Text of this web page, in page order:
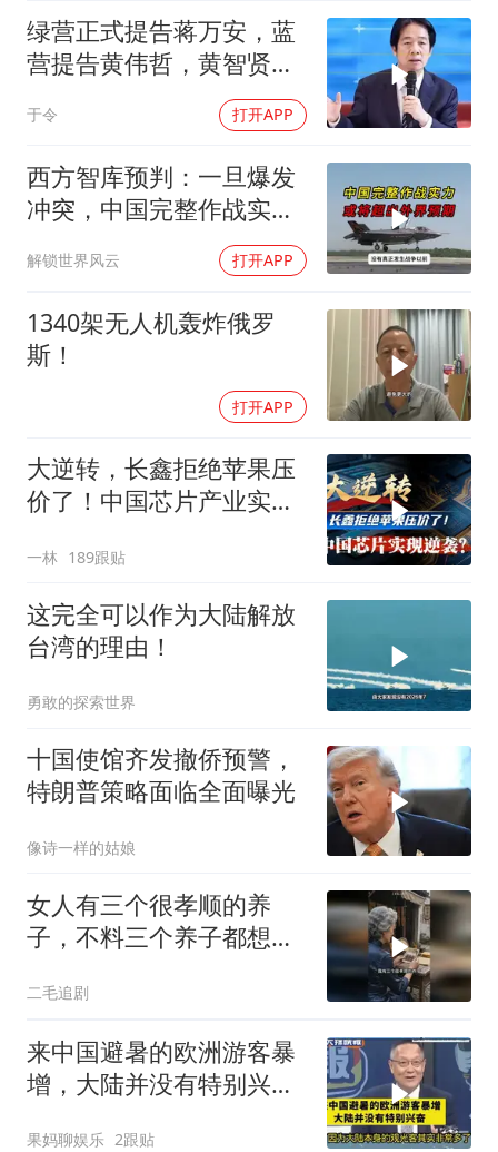
消费新图景｜多举措提升消费体验 释放夏日经济活力
奋进开新局 实干挑大梁
绿营正式提告蒋万安，蓝
营提告黄伟哲，黄智贤不
于令 打开APP
西方智库预判：一旦爆发
冲突，中国完整作战实力
解锁世界风云 打开APP
1340架无人机轰炸俄罗
斯！
打开APP
大逆转，长鑫拒绝苹果压
价了！中国芯片产业实现
一林 189跟贴
这完全可以作为大陆解放
台湾的理由！
勇敢的探索世界
十国使馆齐发撤侨预警，
特朗普策略面临全面曝光
像诗一样的姑娘
女人有三个很孝顺的养
子，不料三个养子都想害
二毛追剧
来中国避暑的欧洲游客暴
增，大陆并没有特别兴
果妈聊娱乐 2跟贴